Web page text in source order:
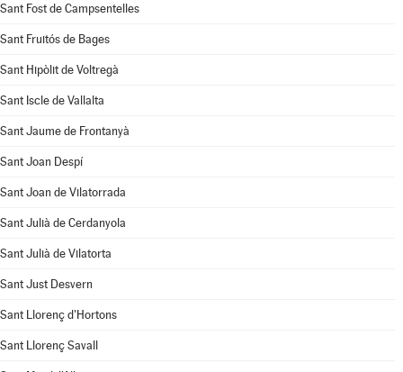
Sant Fost de Campsentelles
Sant Fruitós de Bages
Sant Hipòlit de Voltregà
Sant Iscle de Vallalta
Sant Jaume de Frontanyà
Sant Joan Despí
Sant Joan de Vilatorrada
Sant Julià de Cerdanyola
Sant Julià de Vilatorta
Sant Just Desvern
Sant Llorenç d'Hortons
Sant Llorenç Savall